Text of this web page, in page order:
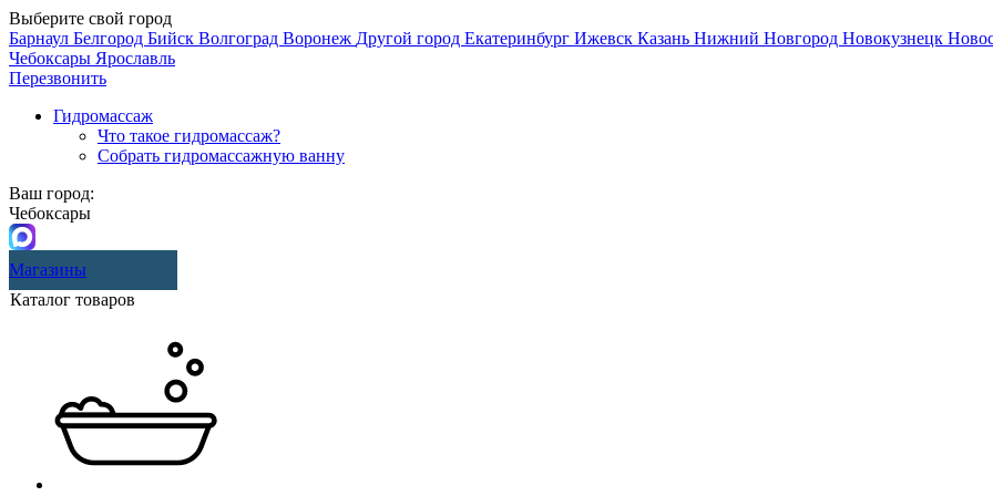
Выберите свой город
Барнаул Белгород Бийск Волгоград Воронеж Другой город Екатеринбург Ижевск Казань Нижний Новгород Новокузнецк
Чебоксары Ярославль
Перезвонить
Гидромассаж
Что такое гидромассаж?
Собрать гидромассажную ванну
Ваш город:
Чебоксары
Магазины
Каталог товаров